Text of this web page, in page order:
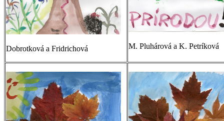
Dobrotková a Fridrichová M. Pluhárová a K. Petríková